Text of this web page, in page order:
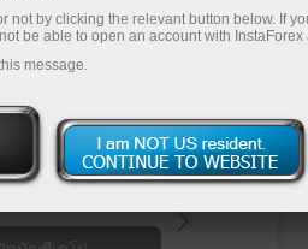
บัญชีซื้อขาย
not by clicking the relevant button below. If
be able to open an account with InstaForex
message.